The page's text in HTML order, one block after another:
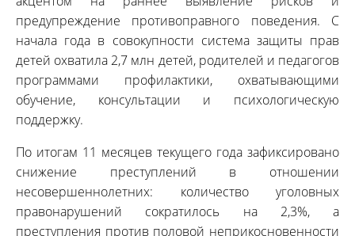
предупреждение противоправного поведения. С
начала года в совокупности система защиты прав
детей охватила 2,7 млн детей, родителей и педагогов
программами профилактики, охватывающими
обучение, консультации и психологическую
поддержку.
По итогам 11 месяцев текущего года зафиксировано
снижение преступлений в отношении
несовершеннолетних: количество уголовных
правонарушений сократилось на 2,3%, а
преступления против половой неприкосновенности